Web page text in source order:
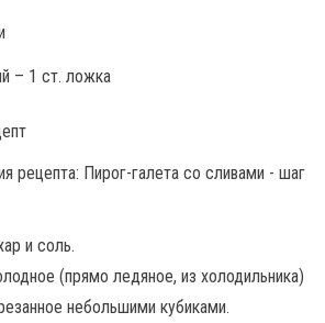
– 1 ст. ложка
и соль.
(прямо ледяное, из холодильника)
небольшими кубиками.